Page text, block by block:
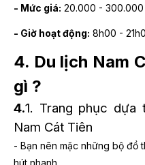
- Mức giá: 20.000 -
- Giờ hoạt động: 8h00 -
4. Du lịch Nam
gì ?
4.1. Trang phục dựa
Nam Cát Tiên
- Bạn nên mặc những bộ đồ
hút nhanh.